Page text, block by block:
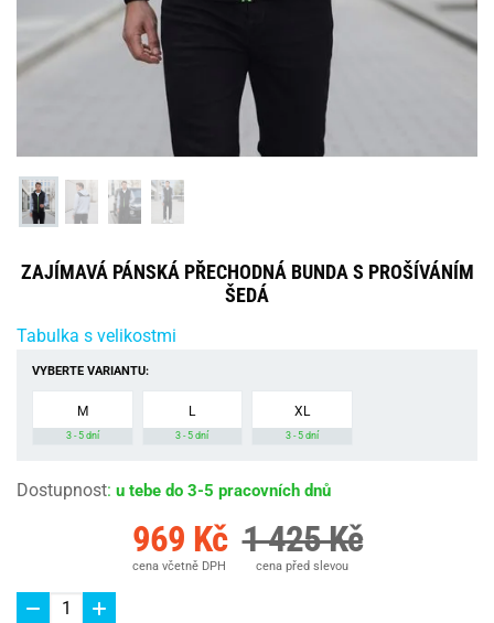
ZAJÍMAVÁ PÁNSKÁ PŘECHODNÁ BUNDA S PROŠÍVÁNÍM
ŠEDÁ
Tabulka s velikostmi
VYBERTE VARIANTU:
M
3 - 5 dní
L
3 - 5 dní
XL
3 - 5 dní
Dostupnost: u tebe do 3-5 pracovních dnů
969 Kč
cena včetně DPH
1 425 Kč
cena před slevou